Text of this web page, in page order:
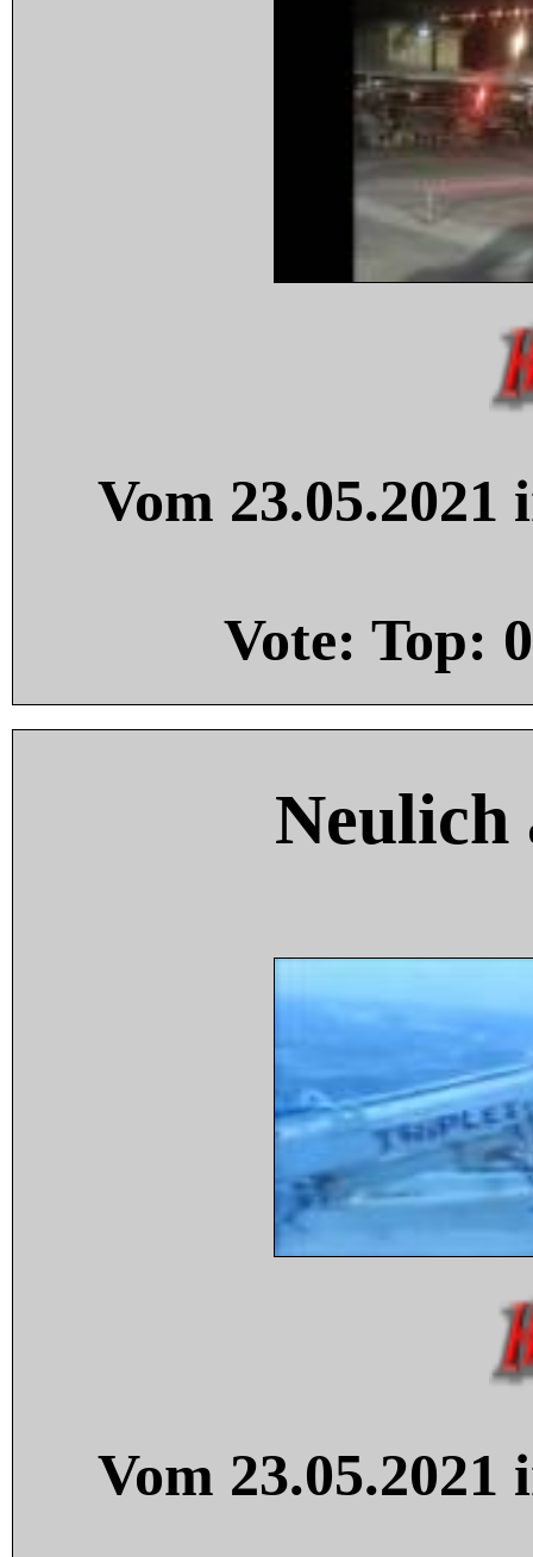
Vom
Vote: Top: 0
Neulich
Vom